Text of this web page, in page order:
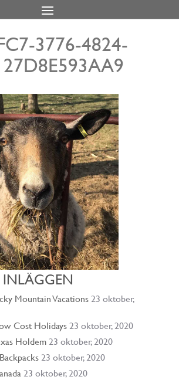
3776-4824-
INLÄGGEN
Mountain Vacations 23 oktober,
Cost Holidays 23 oktober, 2020
Holdem 23 oktober, 2020
23 oktober, 2020
23 oktober, 2020